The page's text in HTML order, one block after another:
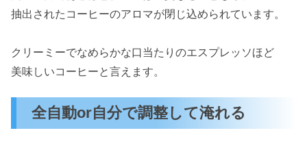
抽出されたコーヒーのアロマが閉じ込められています。
クリーミーでなめらかな口当たりのエスプレッソほど
美味しいコーヒーと言えます。
全自動or自分で調整して淹れる